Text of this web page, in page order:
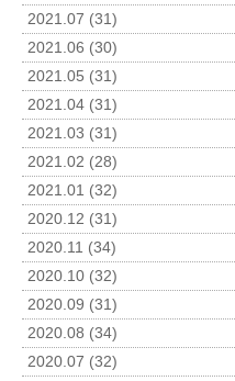
2021.07 (31)
2021.06 (30)
2021.05 (31)
2021.04 (31)
2021.03 (31)
2021.02 (28)
2021.01 (32)
2020.12 (31)
2020.11 (34)
2020.10 (32)
2020.09 (31)
2020.08 (34)
2020.07 (32)